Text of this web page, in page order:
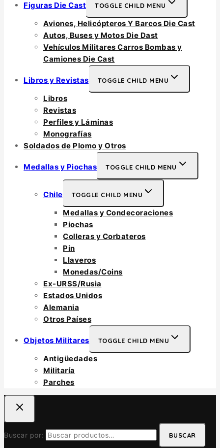
Figuras Die Cast TOGGLE CHILD MENU
Aviones, Helicópteros Y Barcos Die Cast
Autos, Buses y Motos Die Dast
Vehículos Militares Carros Bombas y
Camiones Die Cast
Libros y Revistas TOGGLE CHILD MENU
Libros
Revistas
Perfiles y Láminas
Monografías
Soldados de Plomo y Otros
Medallas y Piochas TOGGLE CHILD MENU
Chile TOGGLE CHILD MENU
Medallas y Condecoraciones
Piochas
Colleras y Corbateros
Pin
Llaveros
Monedas/Coins
Ex-URSS/Rusia
Estados Unidos
Alemania
Otros Países
Objetos Militares TOGGLE CHILD MENU
Antigüedades
Militaría
Parches
Buscar por: BUSCAR